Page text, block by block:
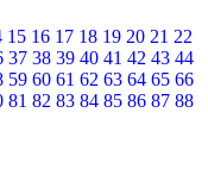
15 16 17 18 19 20 21 22
37 38 39 40 41 42 43 44
59 60 61 62 63 64 65 66
81 82 83 84 85 86 87 88